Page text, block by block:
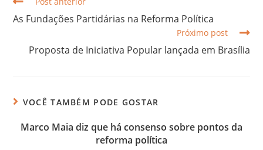
As Fundações Partidárias na Reforma Política
Próximo post
Proposta de Iniciativa Popular lançada em Brasília
VOCÊ TAMBÉM PODE GOSTAR
Marco Maia diz que há consenso sobre pontos da
reforma política